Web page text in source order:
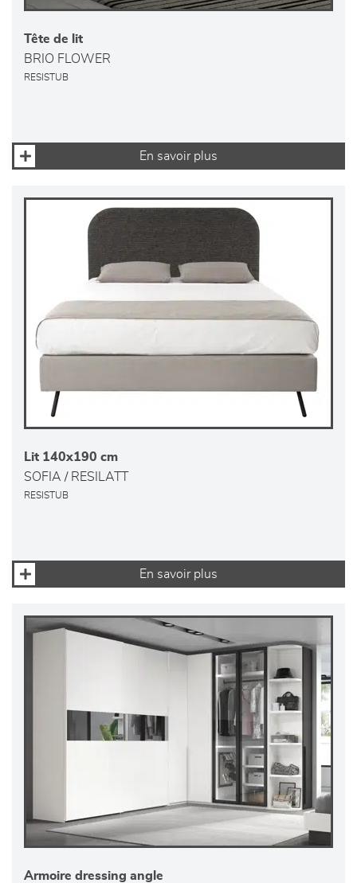
Tête de lit
BRIO FLOWER
RESISTUB
En savoir plus
Lit 140x190 cm
SOFIA / RESILATT
RESISTUB
En savoir plus
Armoire dressing angle